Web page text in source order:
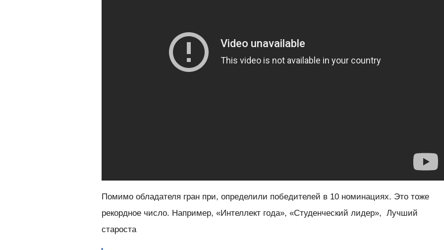
Помимо обладателя гран при, определили победителей в 10 номинациях. Это тоже
рекордное число. Например, «Интеллект года», «Студенческий лидер», Лучший
староста